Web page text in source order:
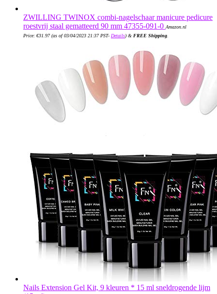
ZWILLING TWINOX combi-nagelschaar manicure pedicure
roestvrij staal gematteerd 90 mm 47355-091-0 Amazon.nl
Price: €31.97(as of 03/04/2023 21:37 PST- Details) & FREE Shipping
Nails Extension Gel Kit, 9 kleuren * 15 ml sneldrogende lijm